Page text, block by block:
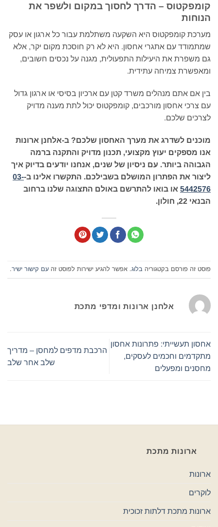
קומפקטוס – הדרך לחסוך במקום ולשפר את
הנוחות
מערכת קומפקטוס היא השקעה משתלמת עבור כל ארגון או עסק
שמתמודד עם אתגרי אחסון. היא לא רק חוסכת מקום יקר, אלא
גם משפרת את היעילות התפעולית, מגנה על נכסים חשובים,
ומאפשרת צמיחה עתידית.
בין אם אתם מנהלים משרד קטן עם ארכיון בסיסי או ארגון גדול
עם צרכי אחסון מורכבים, קומפקטוס יכול לתת מענה מדויק
לצרכים שלכם.
מוכנים לשדרג את מערך האחסון שלכם? ב-אלחנן ארונות
אנו מספקים יעוץ מקצועי, תכנון מדויק והתקנה ברמה
הגבוהה ביותר. עם ניסיון של שנים, אנחנו יודעים בדיוק איך
ליצור את הפתרון המושלם בשבילכם. התקשרו אלינו ב-03-
5442576 או בואו להתרשם באולם התצוגה שלנו ברחוב
הבנאי 22, חולון.
פוסט זה פורסם בקטגוריה בלוג. אפשר להגיע ישירות לפוסט זה עם קישור ישיר.
אלחנן ארונות ומדפי מתכת
אחסון תעשייתי: פתרונות אחסון
מתקדמים וחכמים לעסקים,
מחסנים ומפעלים
הרכבת מדפים למחסן – מדריך
שלב אחר שלב
ארונות מתכת
ארונות
לוקרים
ארונות מתכת דלתות זכוכית